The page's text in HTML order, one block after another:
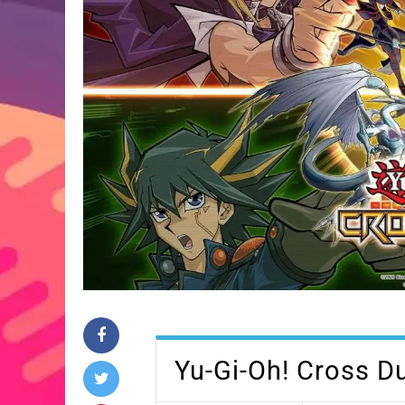
Yu-Gi-Oh! Cross